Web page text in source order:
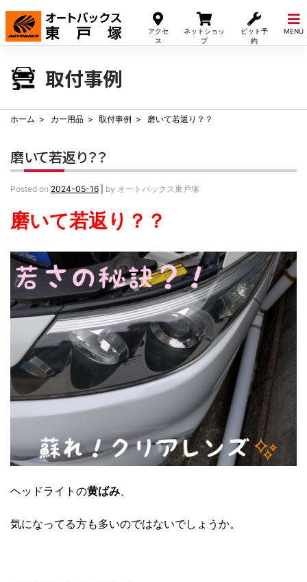
アクセ
ス
ネットショッ
プ
ピット予
約
MENU
Skip
content
取付事例
ホーム カー用品 取付事例 磨いて若返り？？
磨いて若返り？？
Posted on 2024-05-16 by オートバックス東戸塚
磨いて若返り？？
ヘッドライトの黄ばみ、
気になってる方も多いのではないでしょうか。